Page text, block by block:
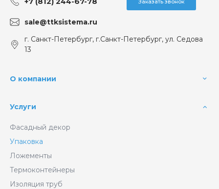
sale@ttksistema.ru
г. Санкт-Петербург, г.Санкт-Петербург, ул. Седова
13
О компании
Услуги
Фасадный декор
Упаковка
Ложементы
Термоконтейнеры
Изоляция труб